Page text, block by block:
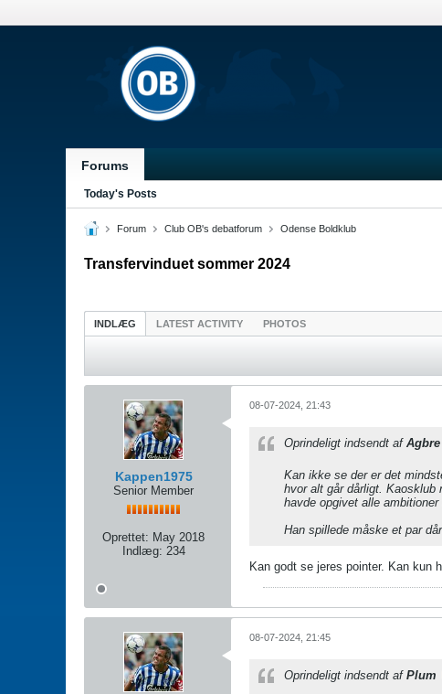
Forums
Today's Posts
Forum Club OB's debatforum Odense Boldklub
Transfervinduet sommer 2024
INDLÆG LATEST ACTIVITY PHOTOS
Kappen1975
Senior Member
Oprettet: May 2018
Indlæg: 234
08-07-2024, 21:43
Oprindeligt indsendt af Agbre
Kan ikke se der er det
hvor alt går dårligt.
havde opgivet alle
Han spillede måske et par
Kan godt se jeres pointer. Kan kun
08-07-2024, 21:45
Oprindeligt indsendt af Plum